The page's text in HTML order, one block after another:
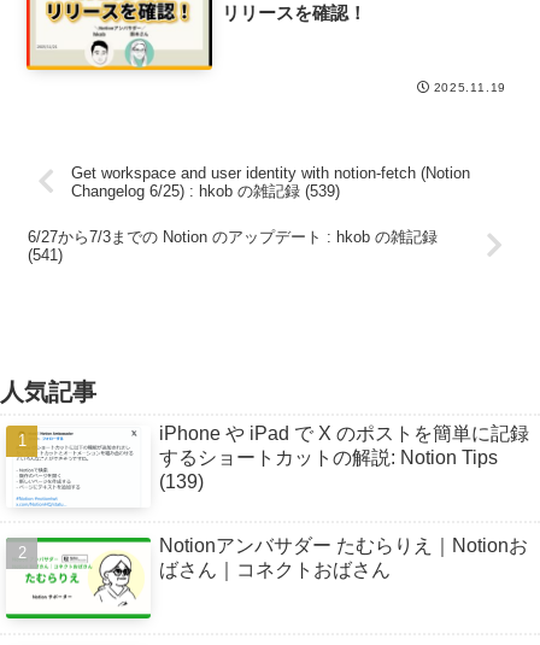
リリースを確認！
2025.11.19
Get workspace and user identity with notion-fetch (Notion
Changelog 6/25) : hkob の雑記録 (539)
6/27から7/3までの Notion のアップデート : hkob の雑記録
(541)
人気記事
iPhone や iPad で X のポストを簡単に記録
するショートカットの解説: Notion Tips
(139)
Notionアンバサダー たむらりえ｜Notionお
ばさん｜コネクトおばさん